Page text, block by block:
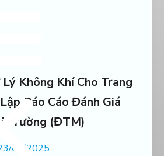
Không Khí Cho Trang
Báo Cáo Đánh Giá
Trường (ĐTM)
04/2025